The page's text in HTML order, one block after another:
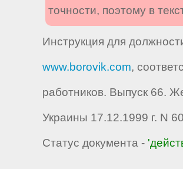
точности, поэтому в
Инструкция для
www.borovik.com,
работников. Выпуск 66.
Украины 17.12.1999 г. N
Статус документа -